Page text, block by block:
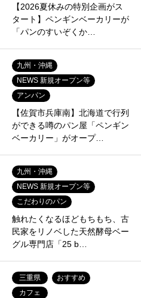
【2026夏休みの特別企画がス
タート】ペンギンベーカリーが
「パンのすいぞくか…
九州・沖縄
NEWS 新規オープン等
アンパン
【佐賀市兵庫南】北海道で行列
ができる噂のパン屋「ペンギン
ベーカリー」がオープ…
九州・沖縄
NEWS 新規オープン等
こだわりのパン
触れたくなるほどもちもち、古
民家をリノベした天然酵母ベー
グル専門店「25 b…
三重県
おすすめ
カフェ